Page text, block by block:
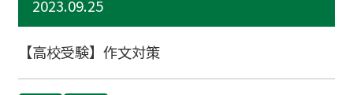
2023.09.25
【高校受験】作文対策